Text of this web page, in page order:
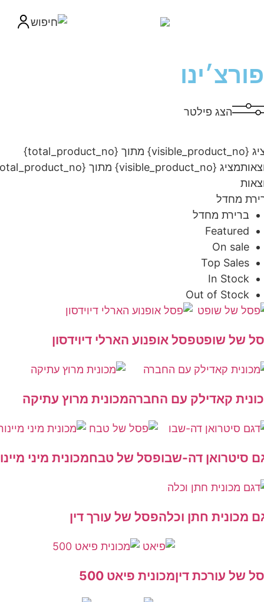
הצג פילטר
מציג {visible_product_no} מתוך {total_product_no}
מציג {visible_product_no} מתוך {total_product_no}
מחדל
ברירת מחדל
Featured
On sale
Top Sales
In Stock
Out of Stock
של שופטפסל אופנוע הארלי דיוידסון
קאדילק עם החברהמכונית מרוץ עתיקה
סיטרואן דה-שבופסל של טבחמכונית מיני מיינור
מכונית חתן וכלהפסל של עורך דין
של עורכת דיןמכונית פיאט 500